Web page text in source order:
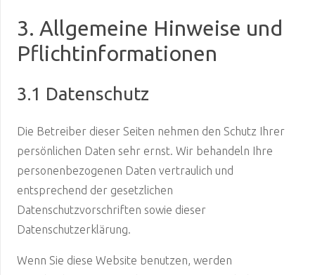
3. Allgemeine Hinweise und
Pflichtinformationen
3.1 Datenschutz
Die Betreiber dieser Seiten nehmen den Schutz Ihrer
persönlichen Daten sehr ernst. Wir behandeln Ihre
personenbezogenen Daten vertraulich und
entsprechend der gesetzlichen
Datenschutzvorschriften sowie dieser
Datenschutzerklärung.
Wenn Sie diese Website benutzen, werden